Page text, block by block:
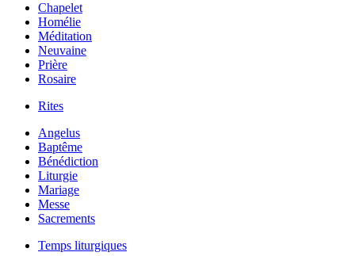
Chapelet
Homélie
Méditation
Neuvaine
Prière
Rosaire
Rites
Angelus
Baptême
Bénédiction
Liturgie
Mariage
Messe
Sacrements
Temps liturgiques